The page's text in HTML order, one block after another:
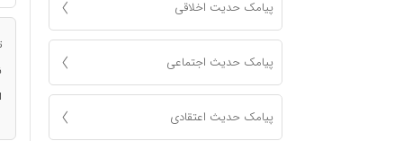
پیامک حدیت اخلاقی
پیامک حدیث اجتماعی
پیامک حدیث اعتقادی